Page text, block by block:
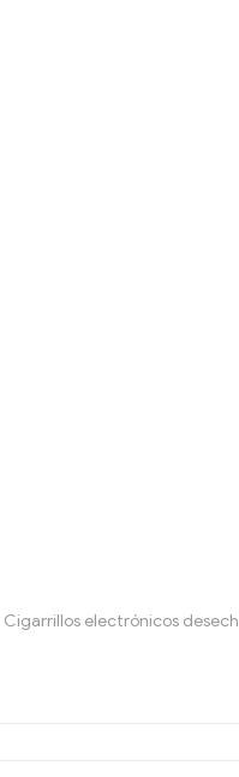
Cigarrillos electrónicos